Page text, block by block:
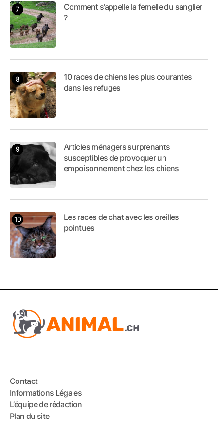
Comment s’appelle la femelle du sanglier
?
10 races de chiens les plus courantes
dans les refuges
Articles ménagers surprenants
susceptibles de provoquer un
empoisonnement chez les chiens
Les races de chat avec les oreilles
pointues
Contact
Informations Légales
L’équipe de rédaction
Plan du site